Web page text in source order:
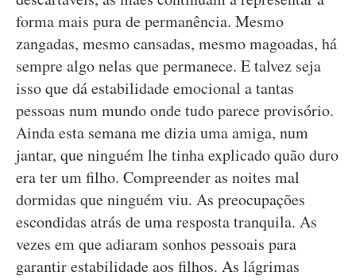
forma mais pura de permanência. Mesmo
zangadas, mesmo cansadas, mesmo magoadas, há
sempre algo nelas que permanece. E talvez seja
isso que dá estabilidade emocional a tantas
pessoas num mundo onde tudo parece provisório.
Ainda esta semana me dizia uma amiga, num
jantar, que ninguém lhe tinha explicado quão duro
era ter um filho. Compreender as noites mal
dormidas que ninguém viu. As preocupações
escondidas atrás de uma resposta tranquila. As
vezes em que adiaram sonhos pessoais para
garantir estabilidade aos filhos. As lágrimas